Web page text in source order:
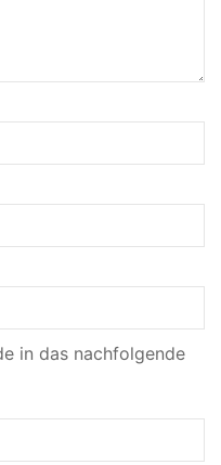
in das nachfolgende